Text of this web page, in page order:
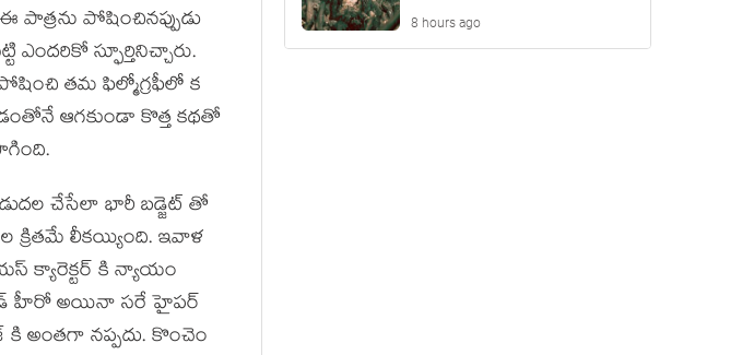
పోషించినప్పుడు
స్ఫూర్తినిచ్చారు.
పోషించి తమ ఫిల్మోగ్రఫీలో క
ఆగకుండా కొత్త కథతో
విడుదల చేసేలా భారీ బడ్జెట్ తో
క్రితమే లీకయ్యింది. ఇవాళ
క్యారెక్టర్ కి న్యాయం
హీరో అయినా సరే హైపర్
అంతగా నప్పదు. కొంచెం
8 hours ago